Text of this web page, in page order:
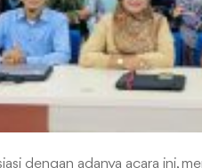
dengan adanya acara ini,